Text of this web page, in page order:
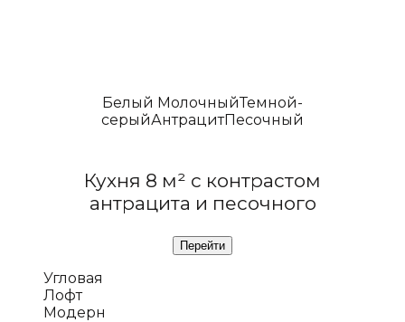
Белый МолочныйТемной-
серыйАнтрацитПесочный
Кухня 8 м² с контрастом
антрацита и песочного
Угловая
Лофт
Модерн